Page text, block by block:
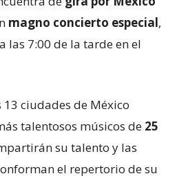
magno concierto especial,
las 7:00 de la tarde en el
13 ciudades de México
talentosos músicos de 25
su talento y las
el repertorio de su